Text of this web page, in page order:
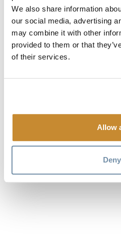
We also share information
our social media, advertising
may combine it with other
provided to them or that
of their services.
Allow
Deny
预计到 9 月 30 日，VISAH
宣传册货架
洗手间广告
VISAH 上的顶级广告位
不要忘了，您还可以在每年
旅游网站上挂牌。挂牌价 75
单击此处进行网站列表注册。